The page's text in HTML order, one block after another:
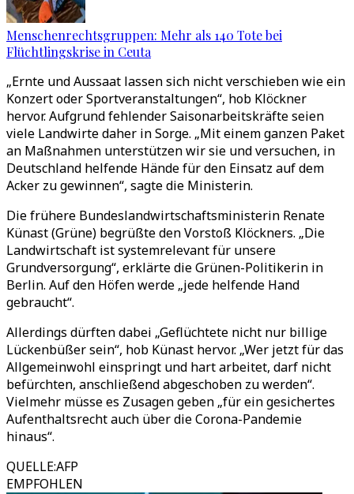
Menschenrechtsgruppen: Mehr als 140 Tote bei
Flüchtlingskrise in Ceuta
„Ernte und Aussaat lassen sich nicht verschieben wie ein
Konzert oder Sportveranstaltungen“, hob Klöckner
hervor. Aufgrund fehlender Saisonarbeitskräfte seien
viele Landwirte daher in Sorge. „Mit einem ganzen Paket
an Maßnahmen unterstützen wir sie und versuchen, in
Deutschland helfende Hände für den Einsatz auf dem
Acker zu gewinnen“, sagte die Ministerin.
Die frühere Bundeslandwirtschaftsministerin Renate
Künast (Grüne) begrüßte den Vorstoß Klöckners. „Die
Landwirtschaft ist systemrelevant für unsere
Grundversorgung“, erklärte die Grünen-Politikerin in
Berlin. Auf den Höfen werde „jede helfende Hand
gebraucht“.
Allerdings dürften dabei „Geflüchtete nicht nur billige
Lückenbüßer sein“, hob Künast hervor. „Wer jetzt für das
Allgemeinwohl einspringt und hart arbeitet, darf nicht
befürchten, anschließend abgeschoben zu werden“.
Vielmehr müsse es Zusagen geben „für ein gesichertes
Aufenthaltsrecht auch über die Corona-Pandemie
hinaus“.
QUELLE:AFP
EMPFOHLEN